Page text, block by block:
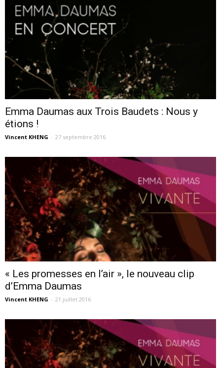
Emma Daumas aux Trois Baudets : Nous y
étions !
Vincent KHENG - 27 septembre 2016
« Les promesses en l’air », le nouveau clip
d’Emma Daumas
Vincent KHENG - 21 juillet 2016